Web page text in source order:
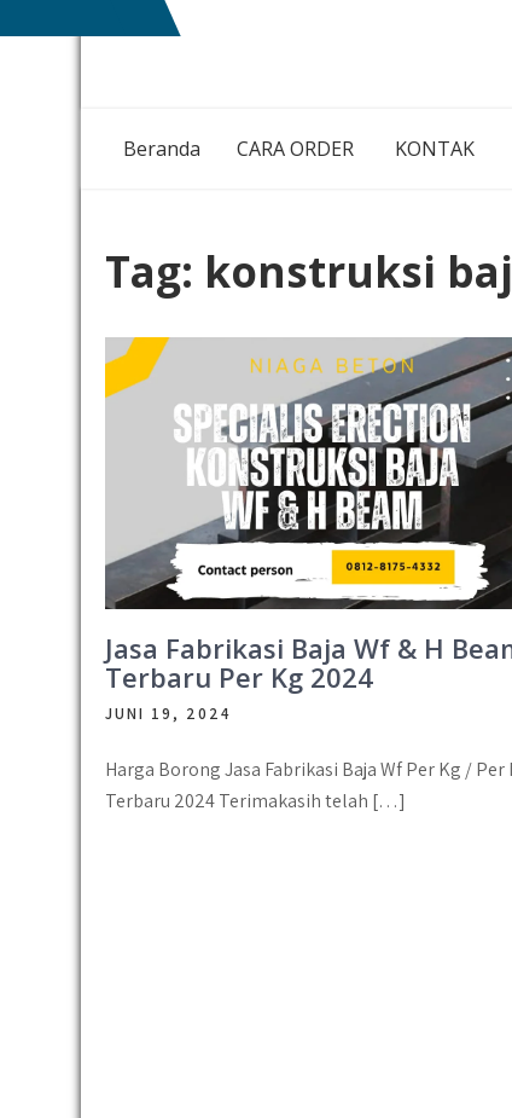
NIAGA
MEMBANGUN
Beranda CARA ORDER KONTAK
Tag: konstruksi
Jasa Fabrikasi Baja Wf & H
Terbaru Per Kg 2024
JUNI 19, 2024
Harga Borong Jasa Fabrikasi Baja Wf Per Kg / Per
Terbaru 2024 Terimakasih telah […]